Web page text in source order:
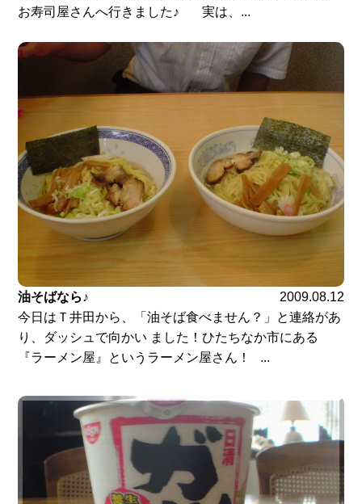
お寿司屋さんへ行きました♪ 実は、...
油そばなら♪
2009.08.12
今日はＴ井田から、「油そば食べません？」と連絡があ
り、ダッシュで向かい ました！ひたちなか市にある
『ラーメン屋』というラーメン屋さん！ ...